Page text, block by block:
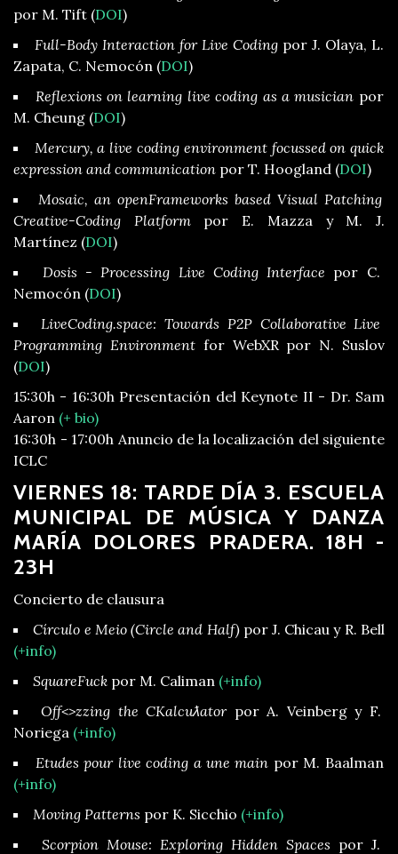
por M. Tift (DOI)
Full-Body Interaction for Live Coding por J. Olaya, L.
Zapata, C. Nemocón (DOI)
Reflexions on learning live coding as a musician por
M. Cheung (DOI)
Mercury, a live coding environment focussed on quick
expression and communication por T. Hoogland (DOI)
Mosaic, an openFrameworks based Visual Patching
Creative-Coding Platformpor E. Mazza y M. J.
Martínez (DOI)
Dosis - Processing Live Coding Interface por C.
Nemocón (DOI)
LiveCoding.space: Towards P2P Collaborative Live
Programming Environmentfor WebXR por N. Suslov
(DOI)
15:30h - 16:30h Presentación del Keynote II - Dr. Sam
Aaron (+ bio)
16:30h - 17:00h Anuncio de la localización del siguiente
ICLC
VIERNES 18: TARDE DÍA 3. ESCUELA
MUNICIPAL DE MÚSICA Y DANZA
MARÍA DOLORES PRADERA. 18H -
23H
Concierto de clausura
Círculo e Meio (Circle and Half)por J. Chicau y R. Bell
(+info)
SquareFuck por M. Caliman (+info)
Off<>zzing the CKalcuƛatorpor A. Veinberg y F.
Noriega (+info)
Etudes pour live coding a une main por M. Baalman
(+info)
Moving Patterns por K. Sicchio (+info)
Scorpion Mouse: Exploring Hidden Spaces por J.